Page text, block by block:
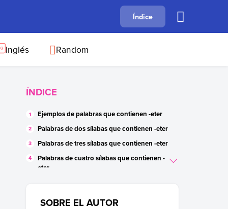
B C F
Índice
Inglés Random
ÍNDICE
Ejemplos de palabras que contienen -eter
Palabras de dos sílabas que contienen -eter
Palabras de tres sílabas que contienen -eter
Palabras de cuatro sílabas que contienen -
eter
Palabras de seis sílabas que contienen en -
SOBRE EL AUTOR